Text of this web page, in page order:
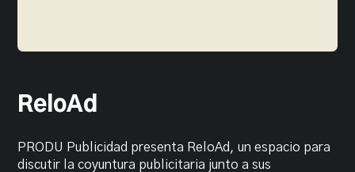
ReloAd
PRODU Publicidad presenta ReloAd, un espacio para
discutir la coyuntura publicitaria junto a sus